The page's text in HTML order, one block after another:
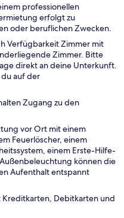
professionellen
erfolgt zu
oder beruflichen Zwecken.
Verfügbarkeit Zimmer mit
Zimmer. Bitte
direkt an deine Unterkunft.
auf der
Zugang zu den
vor Ort mit einem
Feuerlöscher, einem
einem Erste-Hilfe-
können die
Aufenthalt entspannt
Debitkarten und